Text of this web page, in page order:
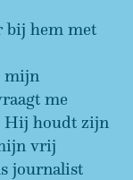
bij hem met
mijn
me
Hij houdt zijn
vrij
journalist